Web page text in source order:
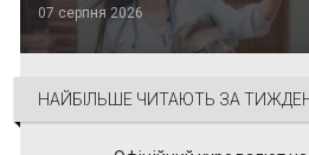
07 серпня 2026
НАЙБІЛЬШЕ ЧИТАЮТЬ ЗА